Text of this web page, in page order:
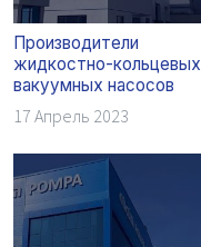
Производители
жидкостно-кольцевых
вакуумных насосов
17 Апрель 2023